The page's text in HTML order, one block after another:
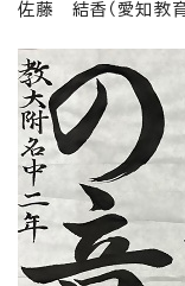
佐藤 結香（愛知教